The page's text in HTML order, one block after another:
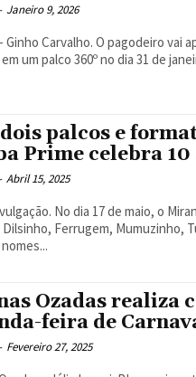
- Janeiro 9, 2026
O pagodeiro vai apresentar mais de três horas
palcos e
Prime celebra
- Abril 15, 2025
o Mirante Beagá para Belo,
Ferrugem, Mumuzinho,
Ozadas realiza
feira de
- Fevereiro 27, 2025